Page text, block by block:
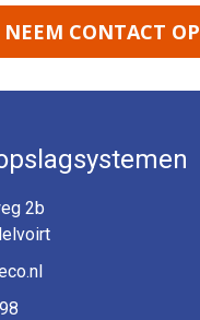
NEEM CONTACT OP
2b